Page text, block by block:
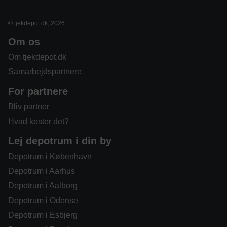
© tjekdepot.dk, 2026
Om os
Om tjekdepot.dk
Samarbejdspartnere
For partnere
Bliv partner
Hvad koster det?
Lej depotrum i din by
Depotrum i København
Depotrum i Aarhus
Depotrum i Aalborg
Depotrum i Odense
Depotrum i Esbjerg